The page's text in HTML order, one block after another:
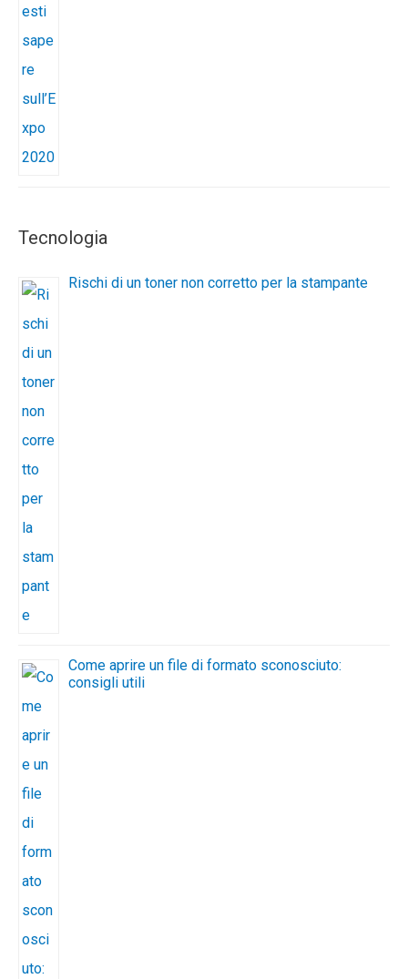
Tecnologia
Rischi di un toner non corretto per la stampante
Come aprire un file di formato sconosciuto:
consigli utili